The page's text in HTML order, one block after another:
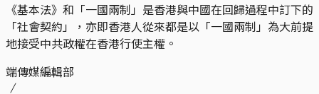
《基本法》和「一國兩制」是香港與中國在回歸過程中訂下的
「社會契約」，亦即香港人從來都是以「一國兩制」為大前提
地接受中共政權在香港行使主權。
端傳媒編輯部